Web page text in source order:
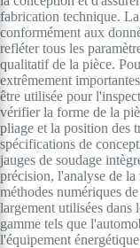
fabrication technique.
conformément aux
refléter tous les
qualitatif de la pièce.
extrêmement
être utilisée pour
vérifier la forme de la
pliage et la position des
spécifications de
jauges de soudage
précision, l'analyse de la
méthodes numériques
largement utilisées dans
gamme tels que
l'équipement